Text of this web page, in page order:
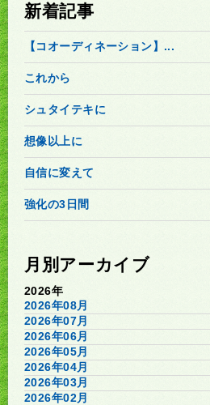
新着記事
【コオーディネーション】...
これから
シュタイテキに
想像以上に
自信に変えて
強化の3日間
月別アーカイブ
2026年
2026年08月
2026年07月
2026年06月
2026年05月
2026年04月
2026年03月
2026年02月